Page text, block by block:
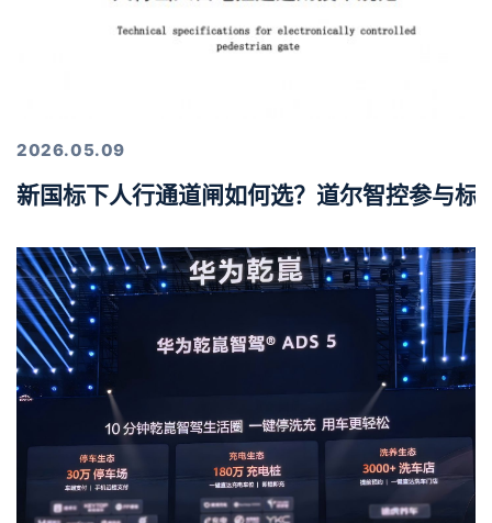
2026.05.09
新国标下人行通道闸如何选？道尔智控参与标